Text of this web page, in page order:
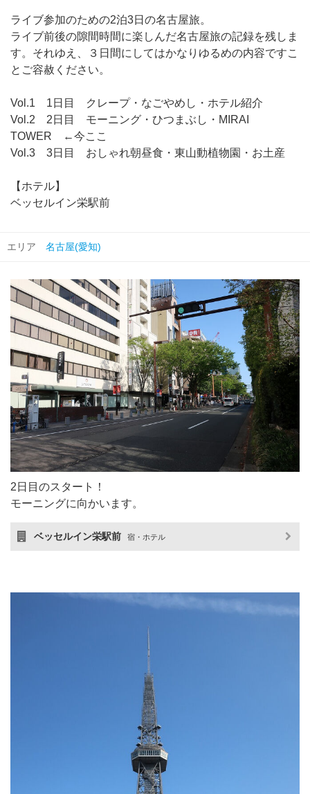
ライブ参加のための2泊3日の名古屋旅。
ライブ前後の隙間時間に楽しんだ名古屋旅の記録を残しま
す。それゆえ、３日間にしてはかなりゆるめの内容ですこ
とご容赦ください。
Vol.1 1日目 クレープ・なごやめし・ホテル紹介
Vol.2 2日目 モーニング・ひつまぶし・MIRAI
TOWER ←今ここ
Vol.3 3日目 おしゃれ朝昼食・東山動植物園・お土産
【ホテル】
ベッセルイン栄駅前
エリア 名古屋(愛知)
2日目のスタート！
モーニングに向かいます。
ベッセルイン栄駅前 宿・ホテル